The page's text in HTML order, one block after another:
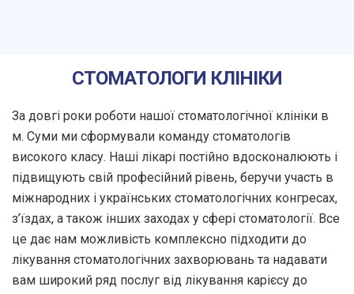
СТОМАТОЛОГИ КЛІНІКИ
За довгі роки роботи нашої стоматологічної клініки в
м. Суми ми сформували команду стоматологів
високого класу. Наші лікарі постійно вдосконалюють і
підвищують свій професійний рівень, беручи участь в
міжнародних і українських стоматологічних конгресах,
з’їздах, а також інших заходах у сфері стоматології. Все
це дає нам можливість комплексно підходити до
лікування стоматологічних захворювань та надавати
вам широкий ряд послуг від лікування карієсу до